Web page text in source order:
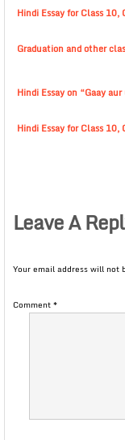
Hindi Essay for Class 10,
Graduation and other
Hindi Essay on “Gaay aur
Hindi Essay for Class
Leave A
Your email address will not
Comment*